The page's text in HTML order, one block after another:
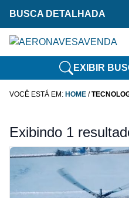
BUSCA DETALHADA
EXIBIR
VOCÊ ESTÁ EM: HOME /
Exibindo 1